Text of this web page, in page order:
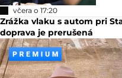
včera o 17:20
Zrážka vlaku s autom pri
doprava je prerušená